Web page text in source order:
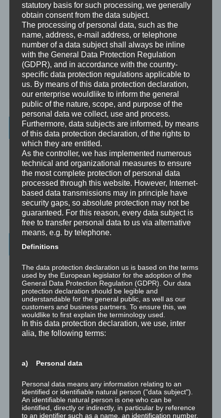
Supervision
Supervision ist das individualisierte Reflektieren der gemachten
oder anstehenden professionellen Erfahrungen durch Interaktion
zwischen einem Supervisor und einem Klienten.
Ausbildung
Ausbildung ist die angepasste Vermittlung von allgemeinem Wissen
und praktischen Fertigkeiten zu diesem Wissen durch eine
erfahrene Person an Klienten.
Wissenswertes
☞ Ablauf einer Beratung
☞ Vertraulichkeitserklärung
☞ Grundlagen für persönliche Entwicklung
☞ Was kostet es?
Wichtigste Seiten - minimedi.online
⇒ GrundlagenHier gibt es die grundlegenden Wissenseinheiten
und Techniken rund um Meditation.
⇒ Meditationen für TransformationHier gibt es Meditationen, die
die manchmal nötige Transformation für Entwicklung und Wachstum
anstoßen.
⇒ Emotionale KompetenzHier gibt es Meditationen, um die eigene
⇒ Geführte Meditationen
⇒ Philosophische Exkurse
Hier gibt es Hintergrundwissen zu den
Konzepten der Transformation, der persönlichen Entwicklung und
des spirituellen Wachstums.
statutory basis for such processing, we generally
obtain consent from the data subject.
The processing of personal data, such as the
name, address, e-mail address, or telephone
number of a data subject shall always be inline
with the General Data Protection Regulation
(GDPR), and in accordance with the country-
specific data protection regulations applicable to
us. By means of this data protection declaration,
our enterprise wouldlike to inform the general
public of the nature, scope, and purpose of the
personal data we collect, use and process.
Furthermore, data subjects are informed, by means
of this data protection declaration, of the rights to
which they are entitled.
As the controller, we has implemented numerous
technical and organizational measures to ensure
the most complete protection of personal data
processed through this website. However, Internet-
based data transmissions may in principle have
security gaps, so absolute protection may not be
guaranteed. For this reason, every data subject is
free to transfer personal data to us via alternative
means, e.g. by telephone.
Definitions
The data protection declaration us is based on the terms
used by the European legislator for the adoption of the
General Data Protection Regulation (GDPR). Our data
protection declaration should be legible and
understandable for the general public, as well as our
customers and business partners. To ensure this, we
wouldlike to first explain the terminology used.
In this data protection declaration, we use, inter
alia, the following terms:
a) Personal data
Personal data means any information relating to an
identified or identifiable natural person ("data subject").
An identifiable natural person is one who can be
identified, directly or indirectly, in particular by reference
to an identifier such as a name, an identification number,